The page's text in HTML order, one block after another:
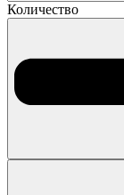
Количество